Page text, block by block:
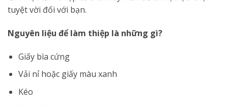
tuyệt vời đối với bạn.
Nguyên liệu để làm thiệp là những gì?
Giấy bìa cứng
Vải nỉ hoặc giấy màu xanh
Kéo